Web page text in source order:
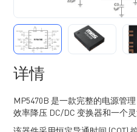
详情
MP5470B 是一款完整的电源管
效率降压 DC/DC 变换器和一个灵